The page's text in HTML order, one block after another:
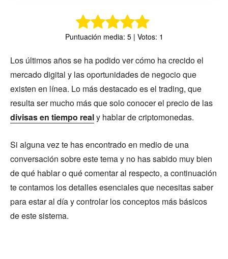
Puntuación media: 5 | Votos: 1
Los últimos años se ha podido ver cómo ha crecido el
mercado digital y las oportunidades de negocio que
existen en línea. Lo más destacado es el trading, que
resulta ser mucho más que solo conocer el precio de las
divisas en tiempo realy hablar de criptomonedas.
Si alguna vez te has encontrado en medio de una
conversación sobre este tema y no has sabido muy bien
de qué hablar o qué comentar al respecto, a continuación
te contamos los detalles esenciales que necesitas saber
para estar al día y controlar los conceptos más básicos
de este sistema.